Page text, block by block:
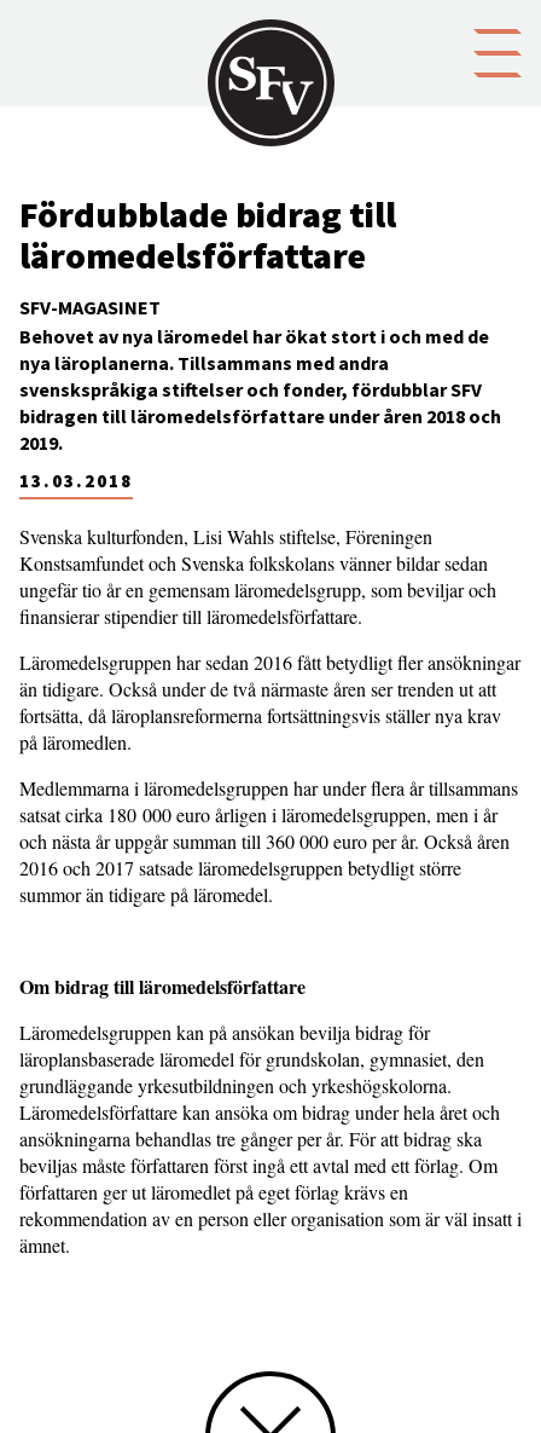
SFV-MAGASINET
Fördubblade bidrag till
läromedelsförfattare
13.03.2018
Behovet av nya läromedel har ökat stort i och med de
nya läroplanerna. Tillsammans med andra
svenskspråkiga stiftelser och fonder, fördubblar SFV
bidragen till läromedelsförfattare under åren 2018 och
2019.
Svenska kulturfonden, Lisi Wahls stiftelse, Föreningen
Konstsamfundet och Svenska folkskolans vänner bildar sedan
ungefär tio år en gemensam läromedelsgrupp, som beviljar och
finansierar stipendier till läromedelsförfattare.
Läromedelsgruppen har sedan 2016 fått betydligt fler ansökningar
än tidigare. Också under de två närmaste åren ser trenden ut att
fortsätta, då läroplansreformerna fortsättningsvis ställer nya krav
på läromedlen.
Medlemmarna i läromedelsgruppen har under flera år tillsammans
satsat cirka 180 000 euro årligen i läromedelsgruppen, men i år
och nästa år uppgår summan till 360 000 euro per år. Också åren
2016 och 2017 satsade läromedelsgruppen betydligt större
summor än tidigare på läromedel.
Om bidrag till läromedelsförfattare
Läromedelsgruppen kan på ansökan bevilja bidrag för
läroplansbaserade läromedel för grundskolan, gymnasiet, den
grundläggande yrkesutbildningen och yrkeshögskolorna.
Läromedelsförfattare kan ansöka om bidrag under hela året och
ansökningarna behandlas tre gånger per år. För att bidrag ska
beviljas måste författaren först ingå ett avtal med ett förlag. Om
författaren ger ut läromedlet på eget förlag krävs en
rekommendation av en person eller organisation som är väl insatt i
ämnet.